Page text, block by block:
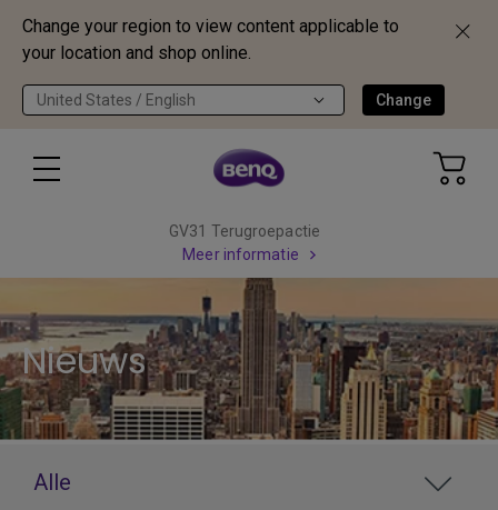
Change your region to view content applicable to
your location and shop online.
United States / English Change
GV31 Terugroepactie
Meer informatie
Nieuws
Alle